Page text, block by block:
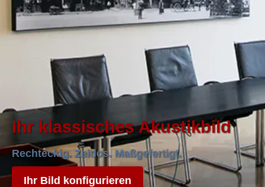
Ihr klassisches Akustikbild
Rechteckig. Zeitlos. Maßgefertigt.
Ihr Bild konfigurieren